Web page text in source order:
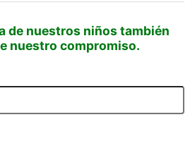
de nuestros niños también
nuestro compromiso.